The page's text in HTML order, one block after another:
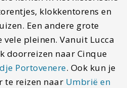
klokkentorens en
Een andere grote
pleinen. Vanuit Lucca
doorreizen naar Cinque
Portovenere. Ook kun je
te reizen naar Umbrië en